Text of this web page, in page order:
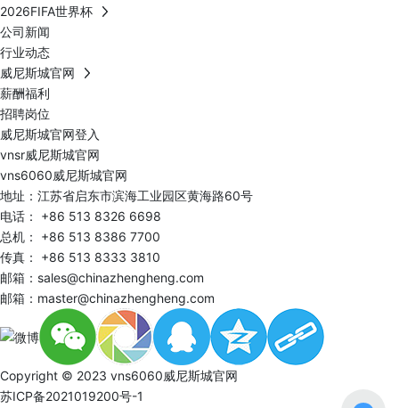
2026FIFA世界杯
公司新闻
行业动态
威尼斯城官网
薪酬福利
招聘岗位
威尼斯城官网登入
vnsr威尼斯城官网
vns6060威尼斯城官网
地址：江苏省启东市滨海工业园区黄海路60号
电话： +86 513 8326 6698
总机： +86 513 8386 7700
传真： +86 513 8333 3810
邮箱： sales@chinazhengheng.com
邮箱： master@chinazhengheng.com
Copyright © 2023 vns6060威尼斯城官网
苏ICP备2021019200号-1